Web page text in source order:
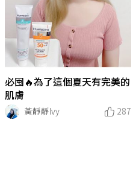
必囤🔥為了這個夏天有完美的
肌膚
黃靜靜Ivy
287